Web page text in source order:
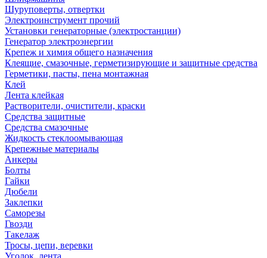
Шуруповерты, отвертки
Электроинструмент прочий
Установки генераторные (электростанции)
Генератор электроэнергии
Крепеж и химия общего назначения
Клеящие, смазочные, герметизирующие и защитные средства
Герметики, пасты, пена монтажная
Клей
Лента клейкая
Растворители, очистители, краски
Средства защитные
Средства смазочные
Жидкость стеклоомывающая
Крепежные материалы
Анкеры
Болты
Гайки
Дюбели
Заклепки
Саморезы
Гвозди
Такелаж
Тросы, цепи, веревки
Уголок, лента